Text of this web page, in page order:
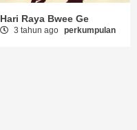
Hari Raya Bwee Ge
3 tahun ago perkumpulan